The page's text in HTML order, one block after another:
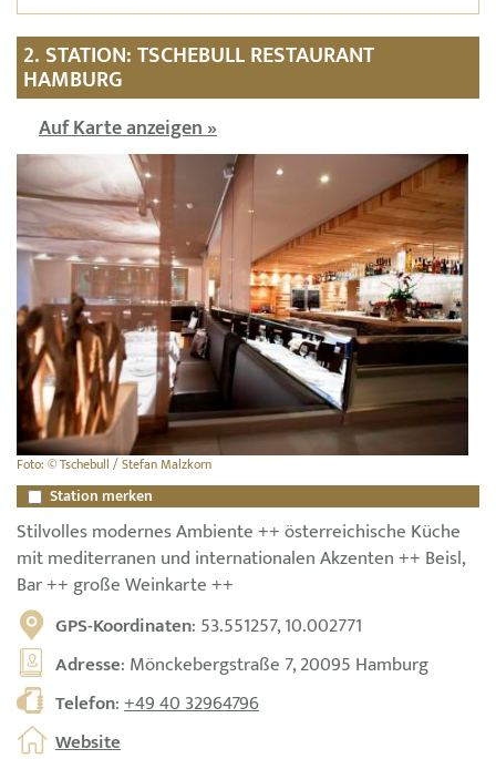
2. STATION: TSCHEBULL RESTAURANT
HAMBURG
Auf Karte anzeigen »
Foto: © Tschebull / Stefan Malzkorn
Station merken
Stilvolles modernes Ambiente ++ österreichische Küche
mit mediterranen und internationalen Akzenten ++ Beisl,
Bar ++ große Weinkarte ++
GPS-Koordinaten: 53.551257, 10.002771
Adresse: Mönckebergstraße 7, 20095 Hamburg
Telefon:+49 40 32964796
Website